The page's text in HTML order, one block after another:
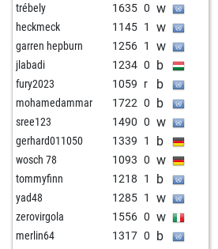
trébely 1635 0 w
heckmeck 1145 1 w
garren hepburn 1256 1 w
jlabadi 1234 0 b
fury2023 1059 r b
mohamedammar 1722 0 b
sree123 1490 0 w
gerhard011050 1339 1 b
wosch 78 1093 0 w
tommyfinn 1218 1 b
yad48 1285 1 w
zerovirgola 1556 0 w
merlin64 1317 0 b